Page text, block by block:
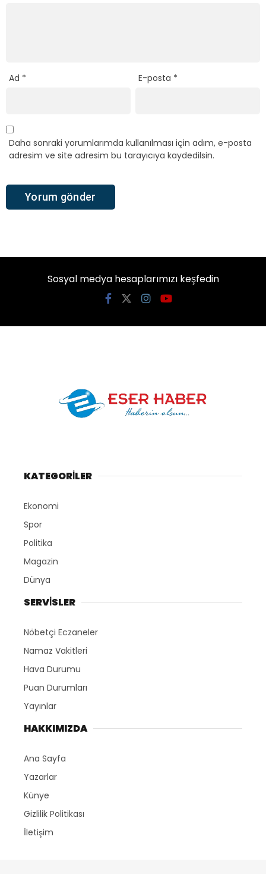
Ad * E-posta *
Daha sonraki yorumlarımda kullanılması için adım, e-posta
adresim ve site adresim bu tarayıcıya kaydedilsin.
Sosyal medya hesaplarımızı keşfedin
KATEGORİLER
Ekonomi
Spor
Politika
Magazin
Dünya
SERVİSLER
Nöbetçi Eczaneler
Namaz Vakitleri
Hava Durumu
Puan Durumları
Yayınlar
HAKKIMIZDA
Ana Sayfa
Yazarlar
Künye
Gizlilik Politikası
İletişim